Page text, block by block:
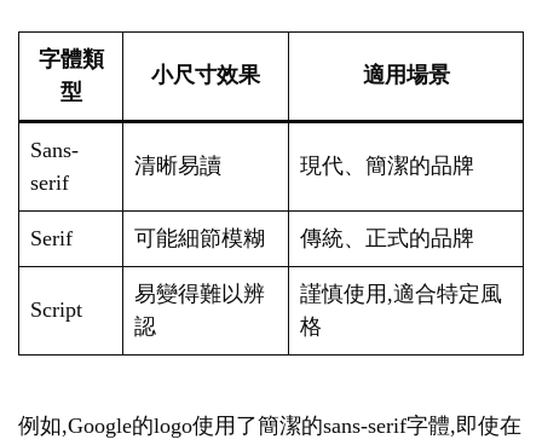
字體類
型
小尺寸效果 適用場景
Sans-
serif
清晰易讀 現代、簡潔的品牌
Serif 可能細節模糊 傳統、正式的品牌
Script
易變得難以辨
認
謹慎使用,適合特定風
格
例如,Google的logo使用了簡潔的sans-serif字體,即使在